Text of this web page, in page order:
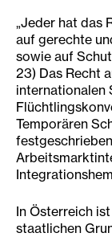
„Jeder hat das
auf gerechte
sowie auf
23) Das Recht
internationalen
Temporären
In Österreich
staatlichen